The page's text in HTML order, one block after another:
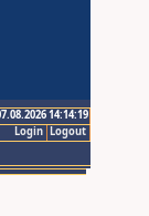
14:14:19
Logout
Login